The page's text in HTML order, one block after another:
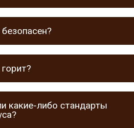
какие-либо стандарты